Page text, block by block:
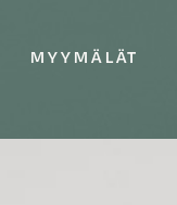
MYYMÄLÄT